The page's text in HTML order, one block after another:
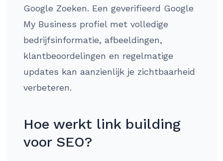
Google Zoeken. Een geverifieerd Google
My Business profiel met volledige
bedrijfsinformatie, afbeeldingen,
klantbeoordelingen en regelmatige
updates kan aanzienlijk je zichtbaarheid
verbeteren.
Hoe werkt link building
voor SEO?